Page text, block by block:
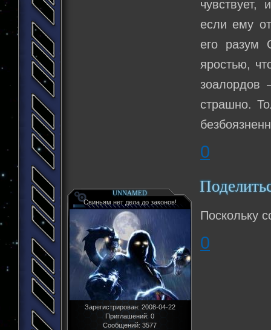
если ему
его разум
яростью,
зоалордов
страшно.
0
UNNAMED
Свиньям нет дела до законов!
Зарегистрирован: 2008-04-22
Приглашений: 0
Сообщений: 3577
Поскольку
0